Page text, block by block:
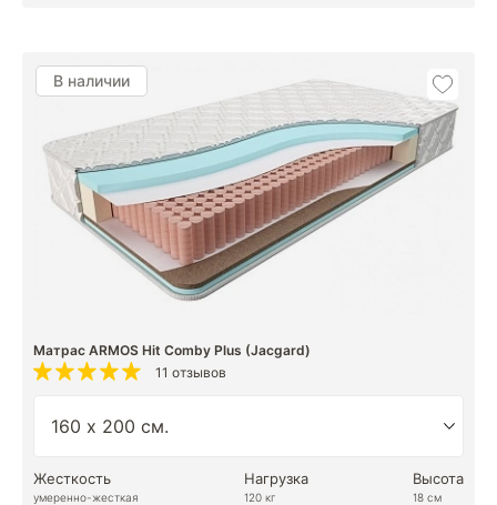
В наличии
Матрас ARMOS Hit Comby Plus (Jacgard)
11 отзывов
Жесткость
умеренно-жесткая
Нагрузка
120 кг
Высота
18 см